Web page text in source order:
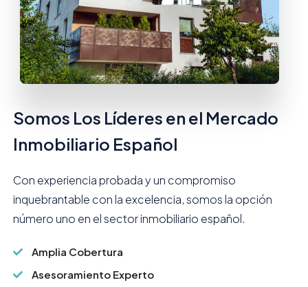
Somos Los Líderes en el Mercado
Inmobiliario Español
Con experiencia probada y un compromiso
inquebrantable con la excelencia, somos la opción
número uno en el sector inmobiliario español.
Amplia Cobertura
Asesoramiento Experto